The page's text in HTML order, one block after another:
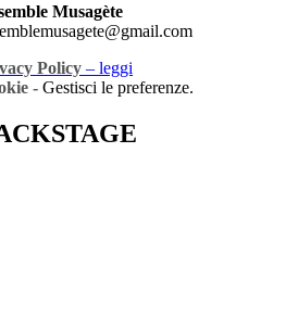
Musagète
Policy – leggi
- Gestisci le preferenze.